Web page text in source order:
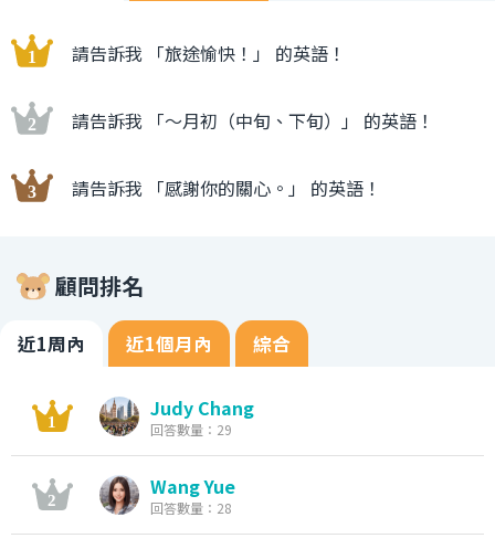
請告訴我 「旅途愉快！」 的英語！
請告訴我 「〜月初（中旬、下旬）」 的英語！
請告訴我 「感謝你的關心。」 的英語！
顧問排名
近1周內 近1個月內 綜合
Judy Chang
回答數量：29
Wang Yue
回答數量：28